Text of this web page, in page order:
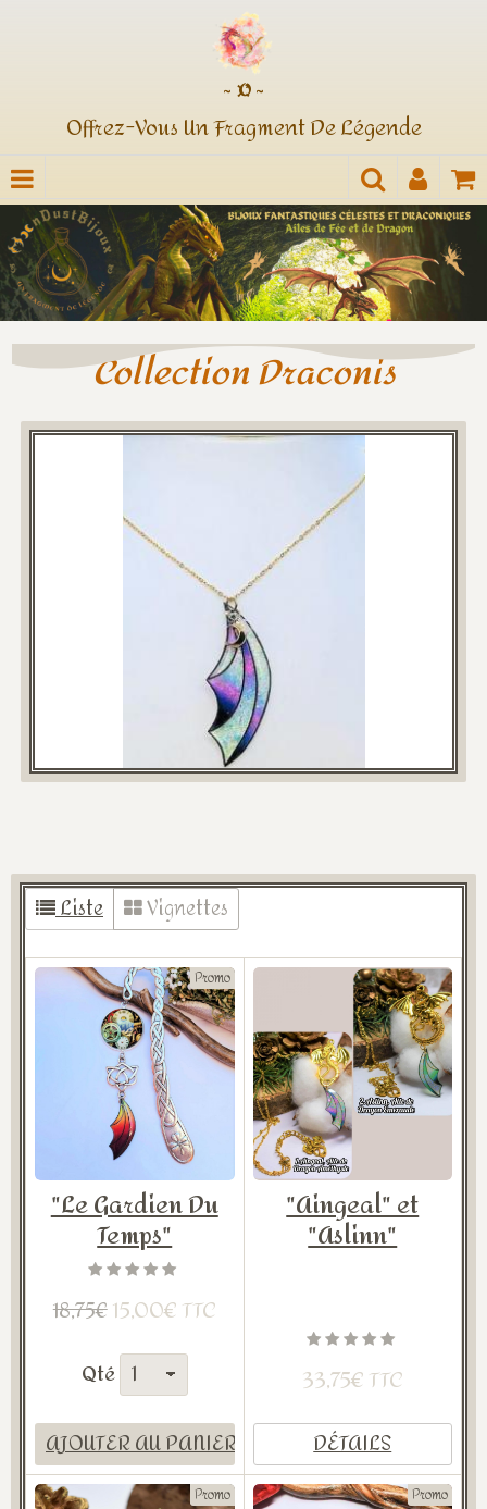
~ ¤ ~
Offrez-Vous Un Fragment De Légende
Collection Draconis
Liste Vignettes
Promo
"Le Gardien Du
Temps"
18,75€15,00€ TTC
Qté
AJOUTER AU PANIER
"Aingeal" et
"Aslinn"
33,75€ TTC
DÉTAILS
Promo Promo